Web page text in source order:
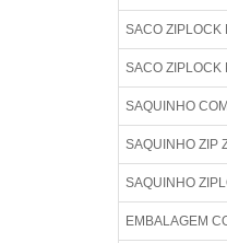
SACO ZIPLOCK
SACO ZIPLOCK
SAQUINHO
SAQUINHO ZIP
SAQUINHO
EMBALAGEM